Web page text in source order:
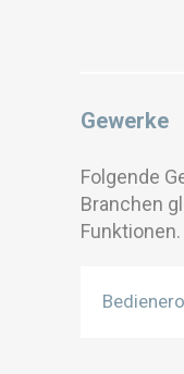
Gewerke
Folgende
Branchen
Funktionen.